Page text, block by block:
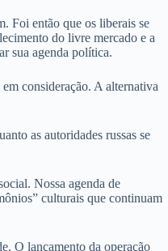
Foi então que os liberais se
do livre mercado e a
sua agenda política.
consideração. A alternativa
as autoridades russas se
Nossa agenda de
culturais que continuam
O lançamento da operação